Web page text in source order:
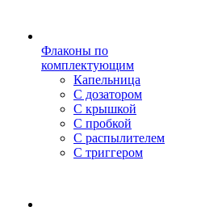
Флаконы по
комплектующим
Капельница
С дозатором
С крышкой
С пробкой
С распылителем
С триггером